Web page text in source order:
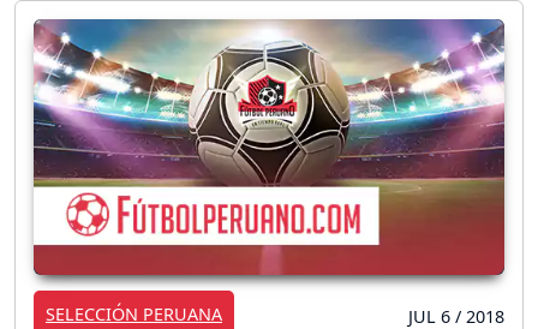
SELECCIÓN PERUANA JUL 6 / 2018